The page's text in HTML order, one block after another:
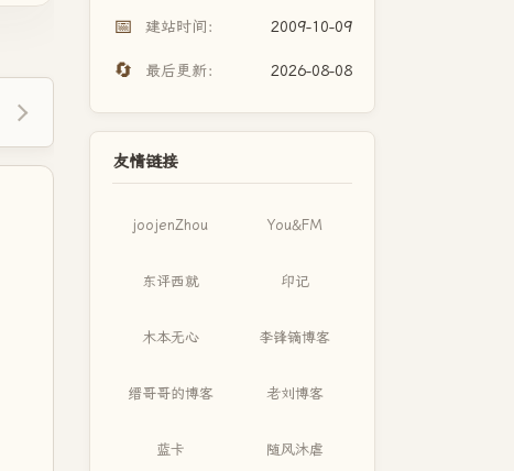
📅 建站时间： 2009-10-09
🔄 最后更新： 2026-08-08
友情链接
joojenZhou You&FM
东评西就 印记
木本无心 李锋镝博客
缙哥哥的博客 老刘博客
蓝卡 随风沐虐